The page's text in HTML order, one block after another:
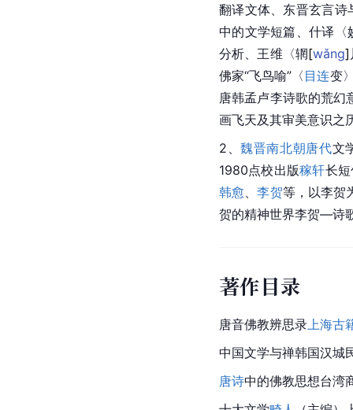
翻译文体、东晋玄言
中的文学短篇、什译
分析、 王维 〈辋[wǎng]
佛家“飞鸟喻”〈 目连变
唐韩孟卢李诗歌的荒幻
画飞天及其审美意识之
2、魏晋南北朝唐代文
1980点校出版稼轩长
韩愈 、李贺等，以李贺
贺的精神世界李贺—诗
著作目录
唐音佛教辨思录 上海古
中国文学与禅韩国汉城
唐诗中的佛教思想台湾